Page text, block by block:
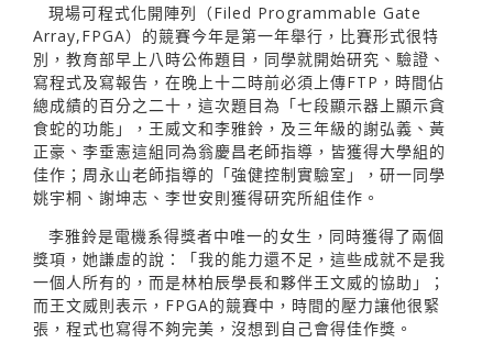
現場可程式化開陣列（Filed Programmable Gate
Array,FPGA）的競賽今年是第一年舉行，比賽形式很特
別，教育部早上八時公佈題目，同學就開始研究、驗證、
寫程式及寫報告，在晚上十二時前必須上傳FTP，時間佔
總成績的百分之二十，這次題目為「七段顯示器上顯示貪
食蛇的功能」，王威文和李雅鈴，及三年級的謝弘義、黃
正豪、李垂憲這組同為翁慶昌老師指導，皆獲得大學組的
佳作；周永山老師指導的「強健控制實驗室」，研一同學
姚宇桐、謝坤志、李世安則獲得研究所組佳作。
李雅鈴是電機系得獎者中唯一的女生，同時獲得了兩個
獎項，她謙虛的說：「我的能力還不足，這些成就不是我
一個人所有的，而是林柏辰學長和夥伴王文威的協助」；
而王文威則表示，FPGA的競賽中，時間的壓力讓他很緊
張，程式也寫得不夠完美，沒想到自己會得佳作獎。